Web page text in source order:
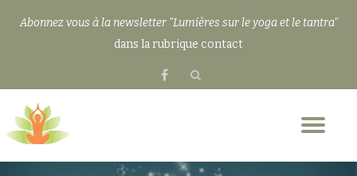
Abonnez vous à la newsletter "Lumières sur le yoga et le tantra"
dans la rubrique contact
fa-